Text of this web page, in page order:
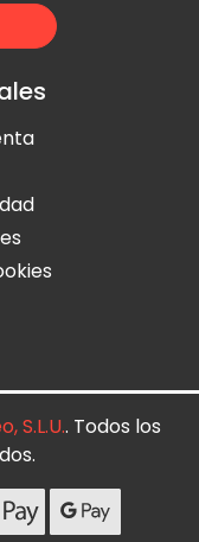
S.L.U.. Todos los